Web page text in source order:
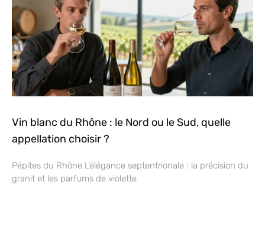
Vin blanc du Rhône : le Nord ou le Sud, quelle
appellation choisir ?
Pépites du Rhône L’élégance septentrionale : la précision du
granit et les parfums de violette